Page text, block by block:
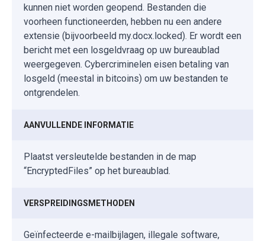
kunnen niet worden geopend. Bestanden die
voorheen functioneerden, hebben nu een andere
extensie (bijvoorbeeld my.docx.locked). Er wordt een
bericht met een losgeldvraag op uw bureaublad
weergegeven. Cybercriminelen eisen betaling van
losgeld (meestal in bitcoins) om uw bestanden te
ontgrendelen.
AANVULLENDE INFORMATIE
Plaatst versleutelde bestanden in de map
“EncryptedFiles” op het bureaublad.
VERSPREIDINGSMETHODEN
Geïnfecteerde e-mailbijlagen, illegale software,